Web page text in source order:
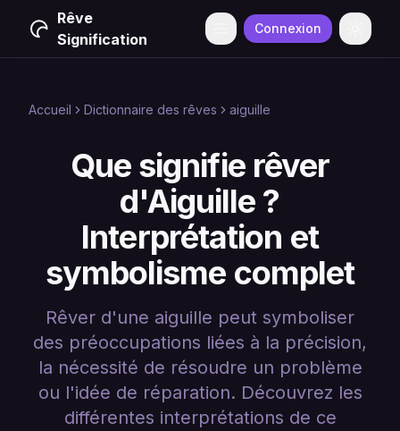
Rêve
Signification
Menu Connexion
Accueil Dictionnaire des rêves aiguille
Que signifie rêver
d'Aiguille ?
Interprétation et
symbolisme complet
Rêver d'une aiguille peut symboliser
des préoccupations liées à la précision,
la nécessité de résoudre un problème
ou l'idée de réparation. Découvrez les
différentes interprétations de ce